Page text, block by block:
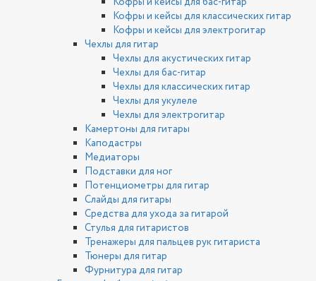
Кофры и кейсы для классических гитар
Кофры и кейсы для электрогитар
Чехлы для гитар
Чехлы для акустических гитар
Чехлы для бас-гитар
Чехлы для классических гитар
Чехлы для укулеле
Чехлы для электрогитар
Камертоны для гитары
Каподастры
Медиаторы
Подставки для ног
Потенциометры для гитар
Слайды для гитары
Средства для ухода за гитарой
Стулья для гитаристов
Тренажеры для пальцев рук гитариста
Тюнеры для гитар
Фурнитура для гитар